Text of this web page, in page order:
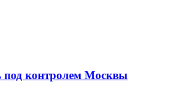
под контролем Москвы